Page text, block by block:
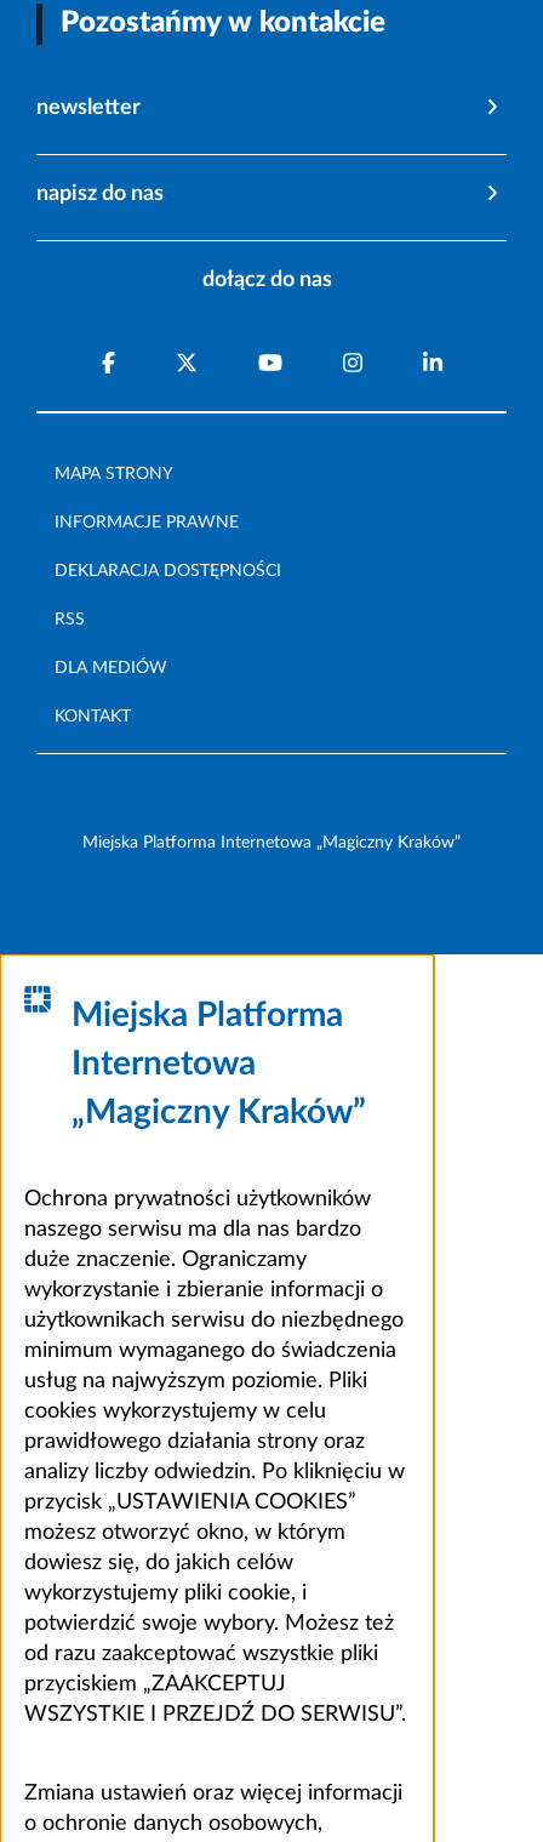
Pozostańmy w kontakcie
newsletter
napisz do nas
dołącz do nas
MAPA STRONY
INFORMACJE PRAWNE
DEKLARACJA DOSTĘPNOŚCI
RSS
DLA MEDIÓW
KONTAKT
Miejska Platforma Internetowa „Magiczny Kraków”
Miejska Platforma
Internetowa
„Magiczny Kraków”
Ochrona prywatności użytkowników
naszego serwisu ma dla nas bardzo
duże znaczenie. Ograniczamy
wykorzystanie i zbieranie informacji o
użytkownikach serwisu do niezbędnego
minimum wymaganego do świadczenia
usług na najwyższym poziomie. Pliki
cookies wykorzystujemy w celu
prawidłowego działania strony oraz
analizy liczby odwiedzin. Po kliknięciu w
przycisk „USTAWIENIA COOKIES”
możesz otworzyć okno, w którym
dowiesz się, do jakich celów
wykorzystujemy pliki cookie, i
potwierdzić swoje wybory. Możesz też
od razu zaakceptować wszystkie pliki
przyciskiem „ZAAKCEPTUJ
WSZYSTKIE I PRZEJDŹ DO SERWISU”.
Zmiana ustawień oraz więcej informacji
o ochronie danych osobowych,